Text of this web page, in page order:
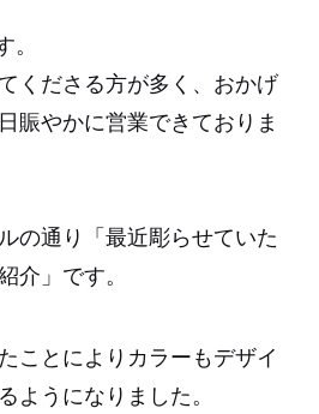
。
くださる方が多く、おかげ
賑やかに営業できておりま
の通り「最近彫らせていた
介」です。
ことによりカラーもデザイ
ようになりました。